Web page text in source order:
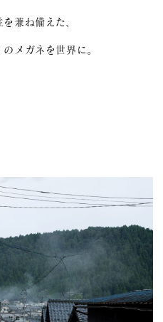
兼ね備えた、
メガネを世界に。